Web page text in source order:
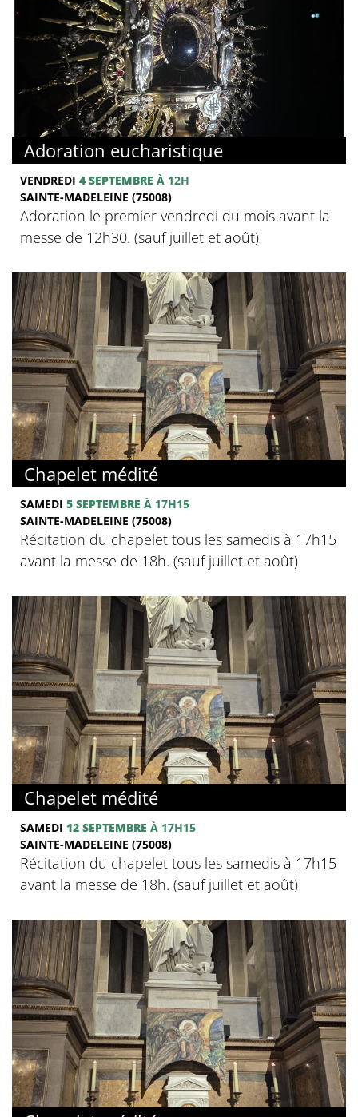
Adoration eucharistique
VENDREDI 4 SEPTEMBRE À 12H
SAINTE-MADELEINE (75008)
Adoration le premier vendredi du mois avant la
messe de 12h30. (sauf juillet et août)
Chapelet médité
SAMEDI 5 SEPTEMBRE À 17H15
SAINTE-MADELEINE (75008)
Récitation du chapelet tous les samedis à 17h15
avant la messe de 18h. (sauf juillet et août)
Chapelet médité
SAMEDI 12 SEPTEMBRE À 17H15
SAINTE-MADELEINE (75008)
Récitation du chapelet tous les samedis à 17h15
avant la messe de 18h. (sauf juillet et août)